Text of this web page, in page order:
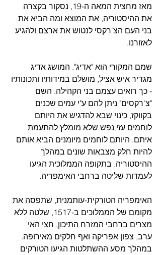
מאז מחצית המאה ה-19, נסקור בקצרה
את ההיסטוריה, את המוצא ומה הביא את
בני העם הצ'רקסי לנטוש את ארצם ולהגיע
לאזורנו.
שמם המקורי הוא "אדיג". המושג אדיג
מגדיר איש אציל, מושלם במידותיו ותכונותיו
- כך רואים עצמם בני הקהילה. השם
"צ'רקסים" ניתן להם ע"י עמים שכנים
בקווקז, כינוי שבא להדגיש את היותם
לוחמים עזי נפש שלא מומלץ להתעמת
איתם. היותם לוחמים מיומנים הביא אותם
להיות חלק מצבאות שונים במהלך
ההיסטוריה. בתקופה הממלוכית הגיעו
לעמדות שליטה ברחבי האימפריה.
האימפריה הטורקית-עותמנית, שתפסה את
מקומם של הממלוכים ב-1517, שלטה ללא
מצרים ברחבי המזרח התיכון, חצי האי
ערב, צפון אפריקה ואף חלקים מאירופה.
במהלך מסע ההשתלטות הגיעו הטורקים